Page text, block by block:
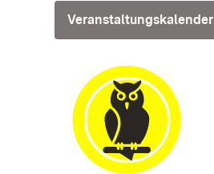
Veranstaltungskalender